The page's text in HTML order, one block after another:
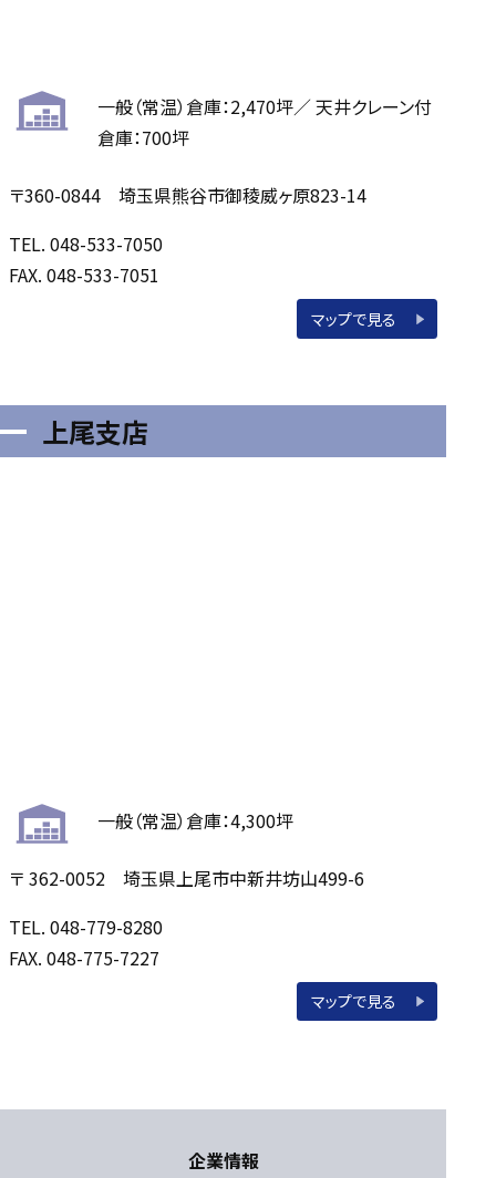
一般（常温）倉庫：2,470坪／ 天井クレーン付
倉庫：700坪
〒360-0844 埼玉県熊谷市御稜威ヶ原823-14
TEL. 048-533-7050
FAX. 048-533-7051
マップで見る
上尾支店
一般（常温）倉庫：4,300坪
〒 362-0052 埼玉県上尾市中新井坊山499-6
TEL. 048-779-8280
FAX. 048-775-7227
マップで見る
企業情報